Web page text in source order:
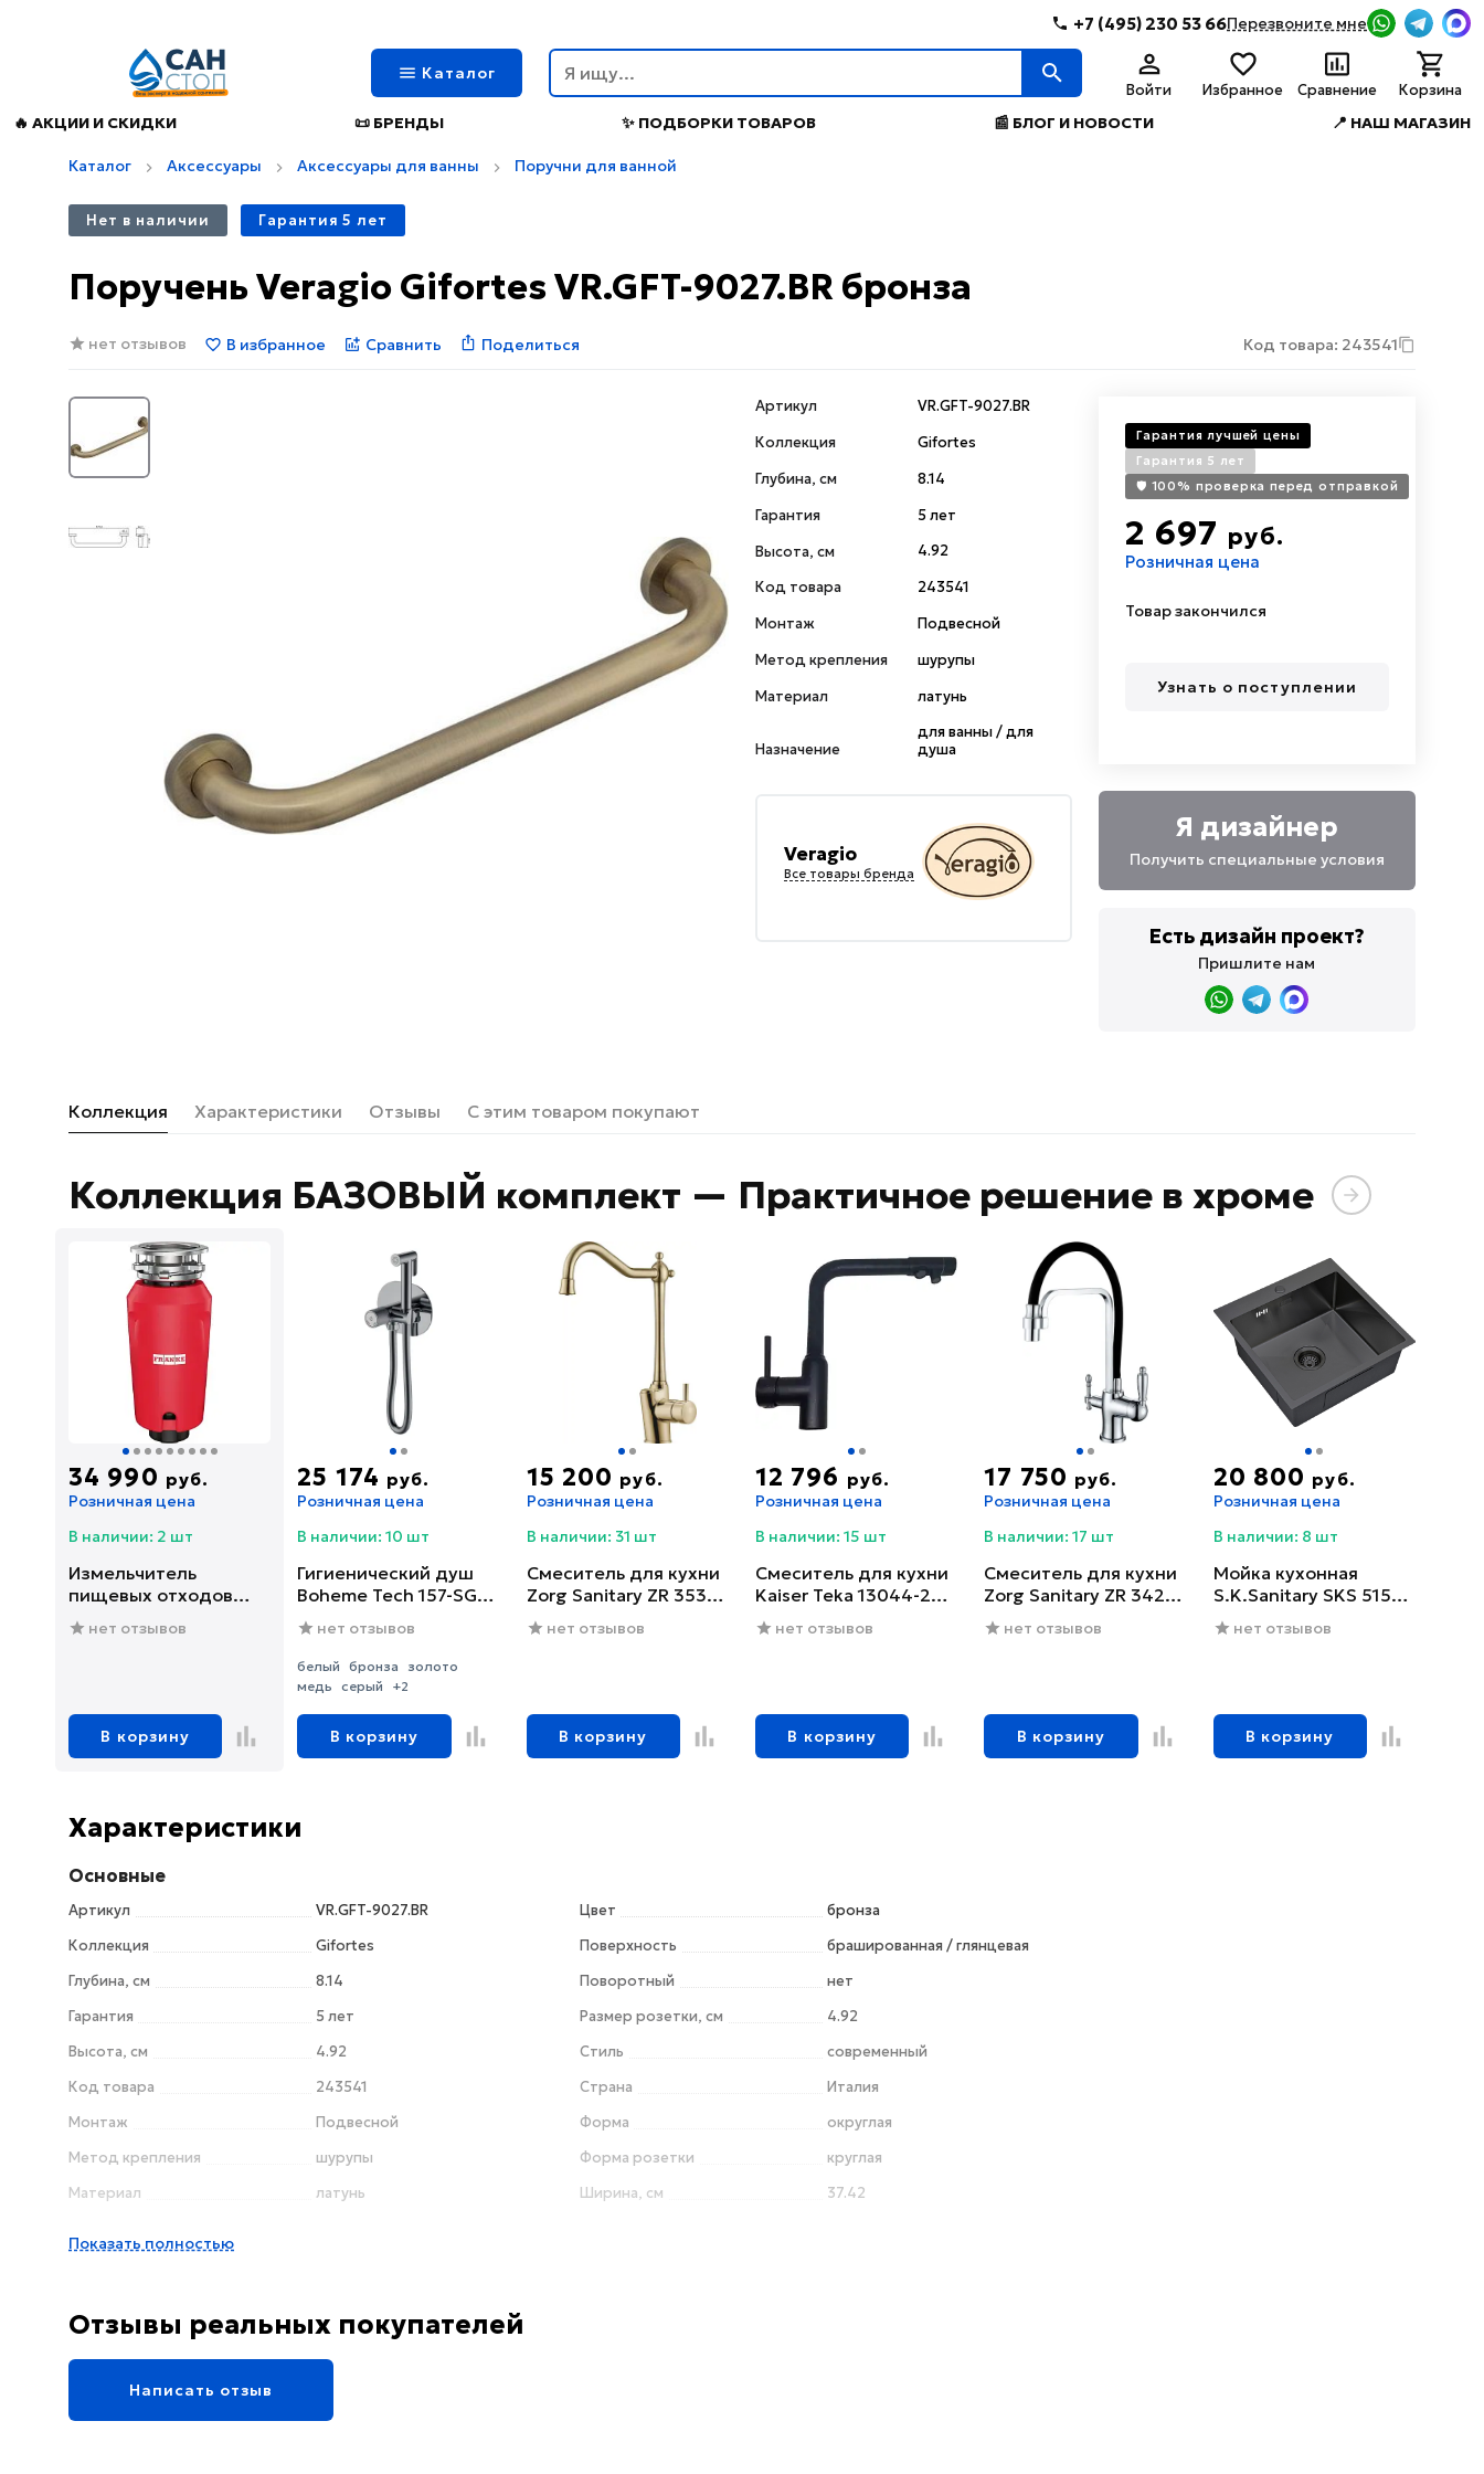
+7 (495) 230 53 66Перезвоните мне
Каталог
Войти Избранное Сравнение Корзина
🔥 АКЦИИ И СКИДКИ 📜 БРЕНДЫ ✨ ПОДБОРКИ ТОВАРОВ 📰 БЛОГ И НОВОСТИ 📍 НАШ МАГАЗИН
Каталог Аксессуары Аксессуары для ванны Поручни для ванной
Нет в наличии Гарантия 5 лет
Поручень Veragio Gifortes VR.GFT-9027.BR бронза
нет отзывов В избранное Сравнить Поделиться Код товара: 243541
Артикул
VR.GFT-9027.BR
Коллекция
Gifortes
Глубина, см
8.14
Гарантия
5 лет
Высота, см
4.92
Код товара
243541
Монтаж
Подвесной
Метод крепления
шурупы
Материал
латунь
Назначение
для ванны / для
душа
Veragio
Все товары бренда
Гарантия лучшей цены
Гарантия 5 лет
🛡️ 100% проверка перед отправкой
2 697 руб.
Розничная цена
Товар закончился
Узнать о поступлении
Я дизайнер
Получить специальные условия
Есть дизайн проект?
Пришлите нам
Коллекция Характеристики Отзывы С этим товаром покупают
Коллекция БАЗОВЫЙ комплект — Практичное решение в хроме
34 990 руб.
Розничная цена
В наличии: 2 шт
Измельчитель
пищевых отходов
Franke SLIM 75
(134.0715.096)
нет отзывов
В корзину
25 174 руб.
Розничная цена
В наличии: 10 шт
Гигиенический душ
Boheme Tech 157-SGM
со смесителем, С
ВНУТРЕННЕЙ
ЧАСТЬЮ, shine gun
metal
нет отзывов
белый бронза
золото
медь
серый +2
В корзину
15 200 руб.
Розничная цена
В наличии: 31 шт
Смеситель для кухни
Zorg Sanitary ZR 353
YF-BRнет отзывов
В корзину
12 796 руб.
Розничная цена
В наличии: 15 шт
Смеситель для кухни
Kaiser Teka 13044-2
черный глянцевый
нет отзывов
В корзину
17 750 руб.
Розничная цена
В наличии: 17 шт
Смеситель для кухни
Zorg Sanitary ZR 342-6
YF нет отзывов
В корзину
20 800 руб.
Розничная цена
В наличии: 8 шт
Мойка кухонная
S.K.Sanitary SKS 5151
GRAFIT с сифоном
нет отзывов
В корзину
Характеристики
Основные
Артикул
VR.GFT-9027.BR
Коллекция
Gifortes
Глубина, см
8.14
Гарантия
5 лет
Высота, см
4.92
Код товара
243541
Монтаж
Подвесной
Метод крепления
шурупы
Материал
латунь
Цвет
бронза
Поверхность
брашированная / глянцевая
Поворотный
нет
Размер розетки, см
4.92
Стиль
современный
Страна
Италия
Форма
округлая
Форма розетки
круглая
Ширина, см
37.42
Показать полностью
Отзывы реальных покупателей
Написать отзыв